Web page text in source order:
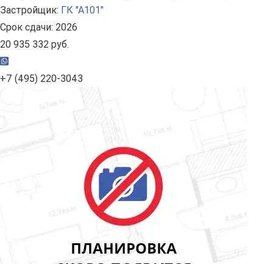
Застройщик: ГК "А101"
Срок сдачи: 2026
20 935 332 руб.
+7 (495) 220-3043